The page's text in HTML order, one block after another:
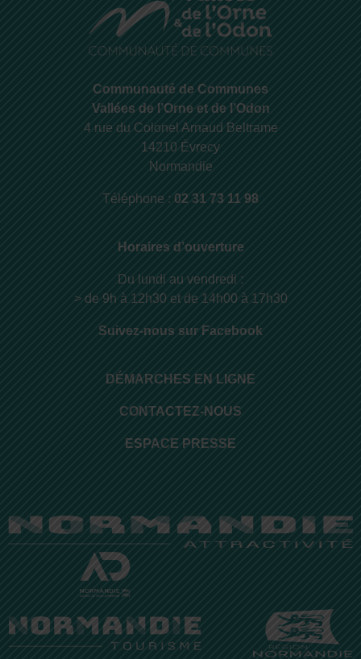
Communauté de Communes
Vallées de l’Orne et de l’Odon
4 rue du Colonel Arnaud Beltrame
14210 Évrecy
Normandie
Téléphone : 02 31 73 11 98
Horaires d’ouverture
Du lundi au vendredi :
> de 9h à 12h30 et de 14h00 à 17h30
Suivez-nous sur Facebook
DÉMARCHES EN LIGNE
CONTACTEZ-NOUS
ESPACE PRESSE